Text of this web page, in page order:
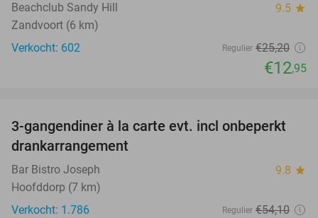
Beachclub Sandy Hill 9.5 star
Zandvoort (6 km)
Verkocht: 602
Regulier €25,20
€12,95
44%
3-gangendiner à la carte evt. incl onbeperkt
drankarrangement
Bar Bistro Joseph 9.8 star
Hoofddorp (7 km)
Verkocht: 1.786
Regulier €54,10